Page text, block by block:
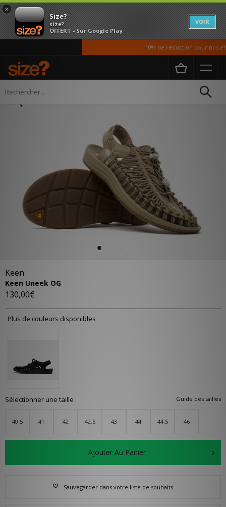
×
Size?
size?
OFFERT - Sur Google Play
VOIR
10% de réduction pour nos
Accueil Homme
Keen
Keen Uneek OG
130,00€
Plus de couleurs disponibles
Guide des tailles
Sélectionner une taille
40.5 41 42 42.5 43 44 44.5 46
Ajouter Au Panier
Sauvegarder dans votre liste de souhaits